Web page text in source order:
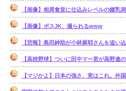
【画像】相席食堂に仕込みレベルの鍾乳
【画像】ボスJK、撮られるwww
【悲報】島田紳助が小林麻耶さんを追い込んで破壊
【高校野球】ついに田中マー君が高野連の「
【マジかよ】日本の強さ、実はこれ。外